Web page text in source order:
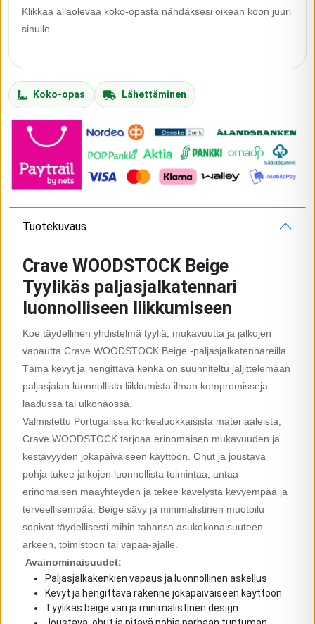
Klikkaa allaolevaa koko-opasta nähdäksesi oikean koon juuri
sinulle.
Koko-opas Lähettäminen
Tuotekuvaus
Crave WOODSTOCK Beige
Tyylikäs paljasjalkatennari
luonnolliseen liikkumiseen
Koe täydellinen yhdistelmä tyyliä, mukavuutta ja jalkojen
vapautta Crave WOODSTOCK Beige -paljasjalkatennareilla.
Tämä kevyt ja hengittävä kenkä on suunniteltu jäljittelemään
paljasjalan luonnollista liikkumista ilman kompromisseja
laadussa tai ulkonäössä.
Valmistettu Portugalissa korkealuokkaisista materiaaleista,
Crave WOODSTOCK tarjoaa erinomaisen mukavuuden ja
kestävyyden jokapäiväiseen käyttöön. Ohut ja joustava
pohja tukee jalkojen luonnollista toimintaa, antaa
erinomaisen maayhteyden ja tekee kävelystä kevyempää ja
terveellisempää. Beige sävy ja minimalistinen muotoilu
sopivat täydellisesti mihin tahansa asukokonaisuuteen
arkeen, toimistoon tai vapaa-ajalle.
Avainominaisuudet:
Paljasjalkakenkien vapaus ja luonnollinen askellus
Kevyt ja hengittävä rakenne jokapäiväiseen käyttöön
Tyylikäs beige väri ja minimalistinen design